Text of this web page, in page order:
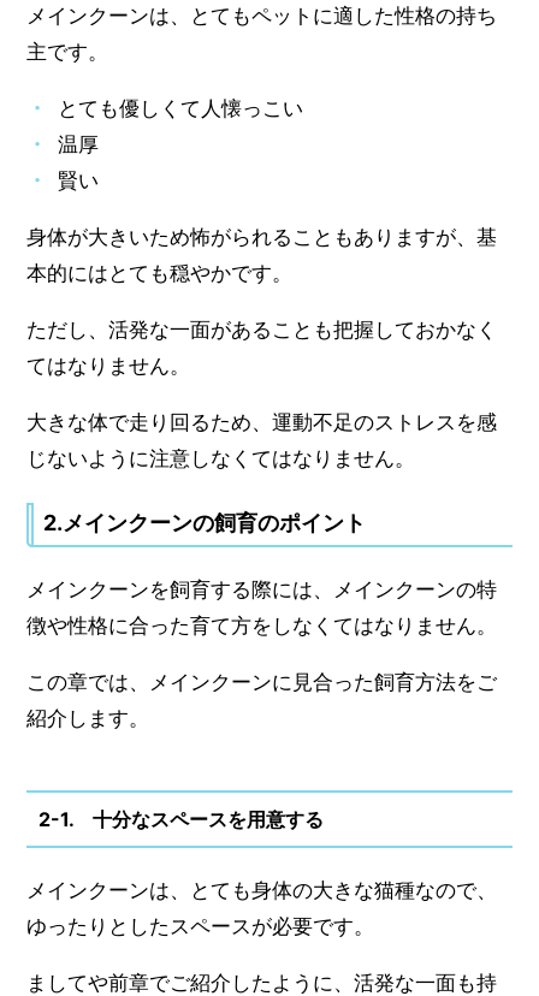
メインクーンは、とてもペットに適した性格の持ち
主です。
とても優しくて人懐っこい
温厚
賢い
身体が大きいため怖がられることもありますが、基
本的にはとても穏やかです。
ただし、活発な一面があることも把握しておかなく
てはなりません。
大きな体で走り回るため、運動不足のストレスを感
じないように注意しなくてはなりません。
2.メインクーンの飼育のポイント
メインクーンを飼育する際には、メインクーンの特
徴や性格に合った育て方をしなくてはなりません。
この章では、メインクーンに見合った飼育方法をご
紹介します。
2-1. 十分なスペースを用意する
メインクーンは、とても身体の大きな猫種なので、
ゆったりとしたスペースが必要です。
ましてや前章でご紹介したように、活発な一面も持